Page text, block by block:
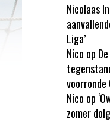
Nicolaas
Liga’
Nico op
voorronde
Nico op
zomer